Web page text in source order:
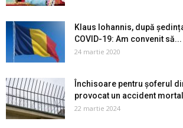
Klaus Iohannis, după
COVID-19: Am convenit să...
24 martie 2020
Închisoare pentru șoferul
provocat un accident
22 martie 2024